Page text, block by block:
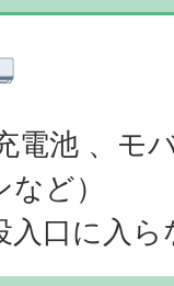
電池 、モ
ど）
入口に入ら